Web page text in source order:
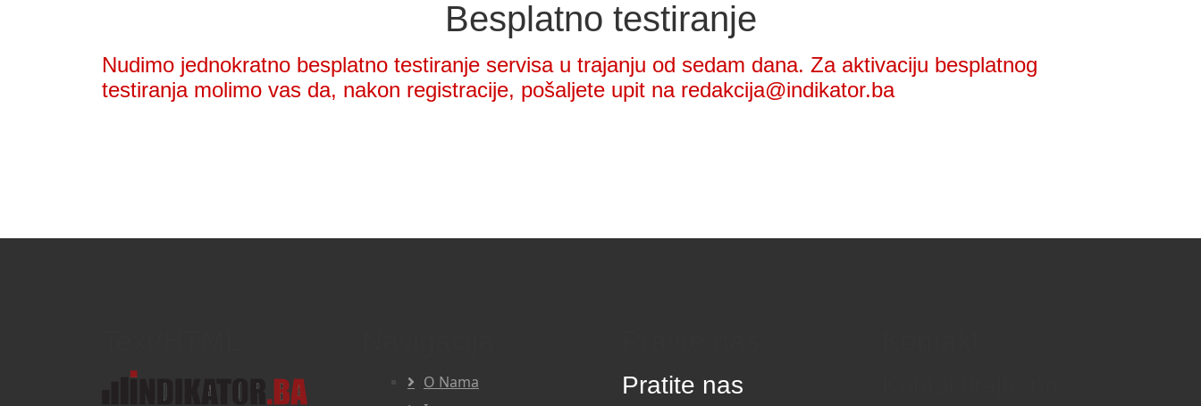
Besplatno testiranje
Nudimo jednokratno besplatno testiranje servisa u trajanju od sedam dana. Za aktivaciju besplatnog
testiranja molimo vas da, nakon registracije, pošaljete upit na redakcija@indikator.ba
O Nama
Pratite nas